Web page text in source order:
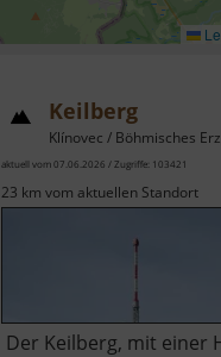
Keilberg
Klínovec / Böhmisches
aktuell vom 07.06.2026 / Zugriffe: 103421
23 km vom aktuellen Standort
Der Keilberg, mit einer